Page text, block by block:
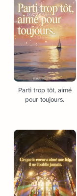
Parti trop tôt, aimé
pour toujours.